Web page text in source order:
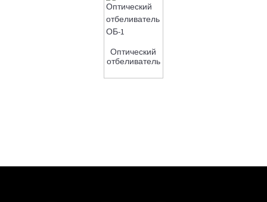
Оптический
отбеливатель